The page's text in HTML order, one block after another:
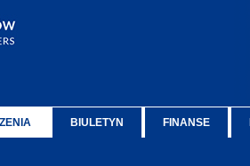
BIULETYN FINANSE